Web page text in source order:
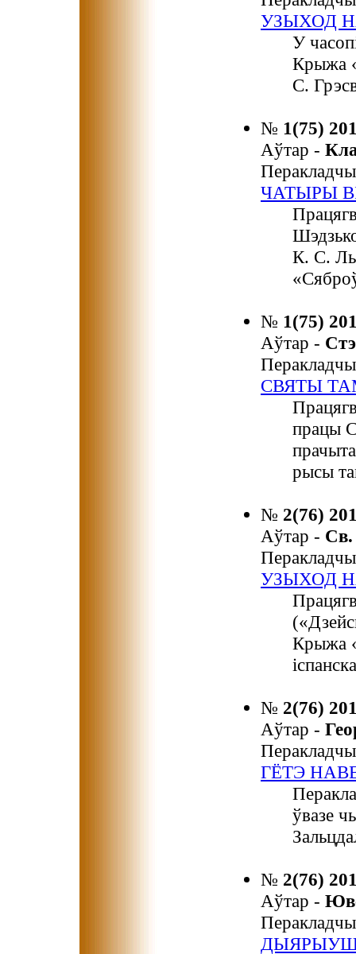
УЗЫХОД
У
Крыжа
С.
№ 1(75)
Аўтар -
ЧАТЫРЫ
К. С.
№ 1(75)
Аўтар -
СВЯТЫ
працы
рысы
№ 2(76)
Аўтар -
УЗЫХОД
Крыжа
№ 2(76)
Аўтар -
ГЁТЭ
ўвазе
№ 2(76)
Аўтар -